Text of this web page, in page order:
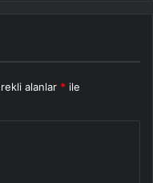
alanlar * ile